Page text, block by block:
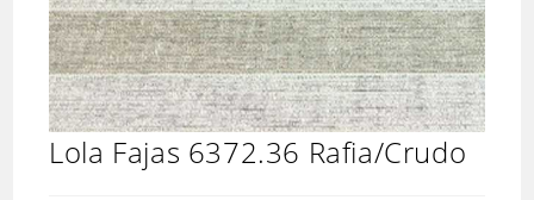
Lola Fajas 6372.36 Rafia/Crudo